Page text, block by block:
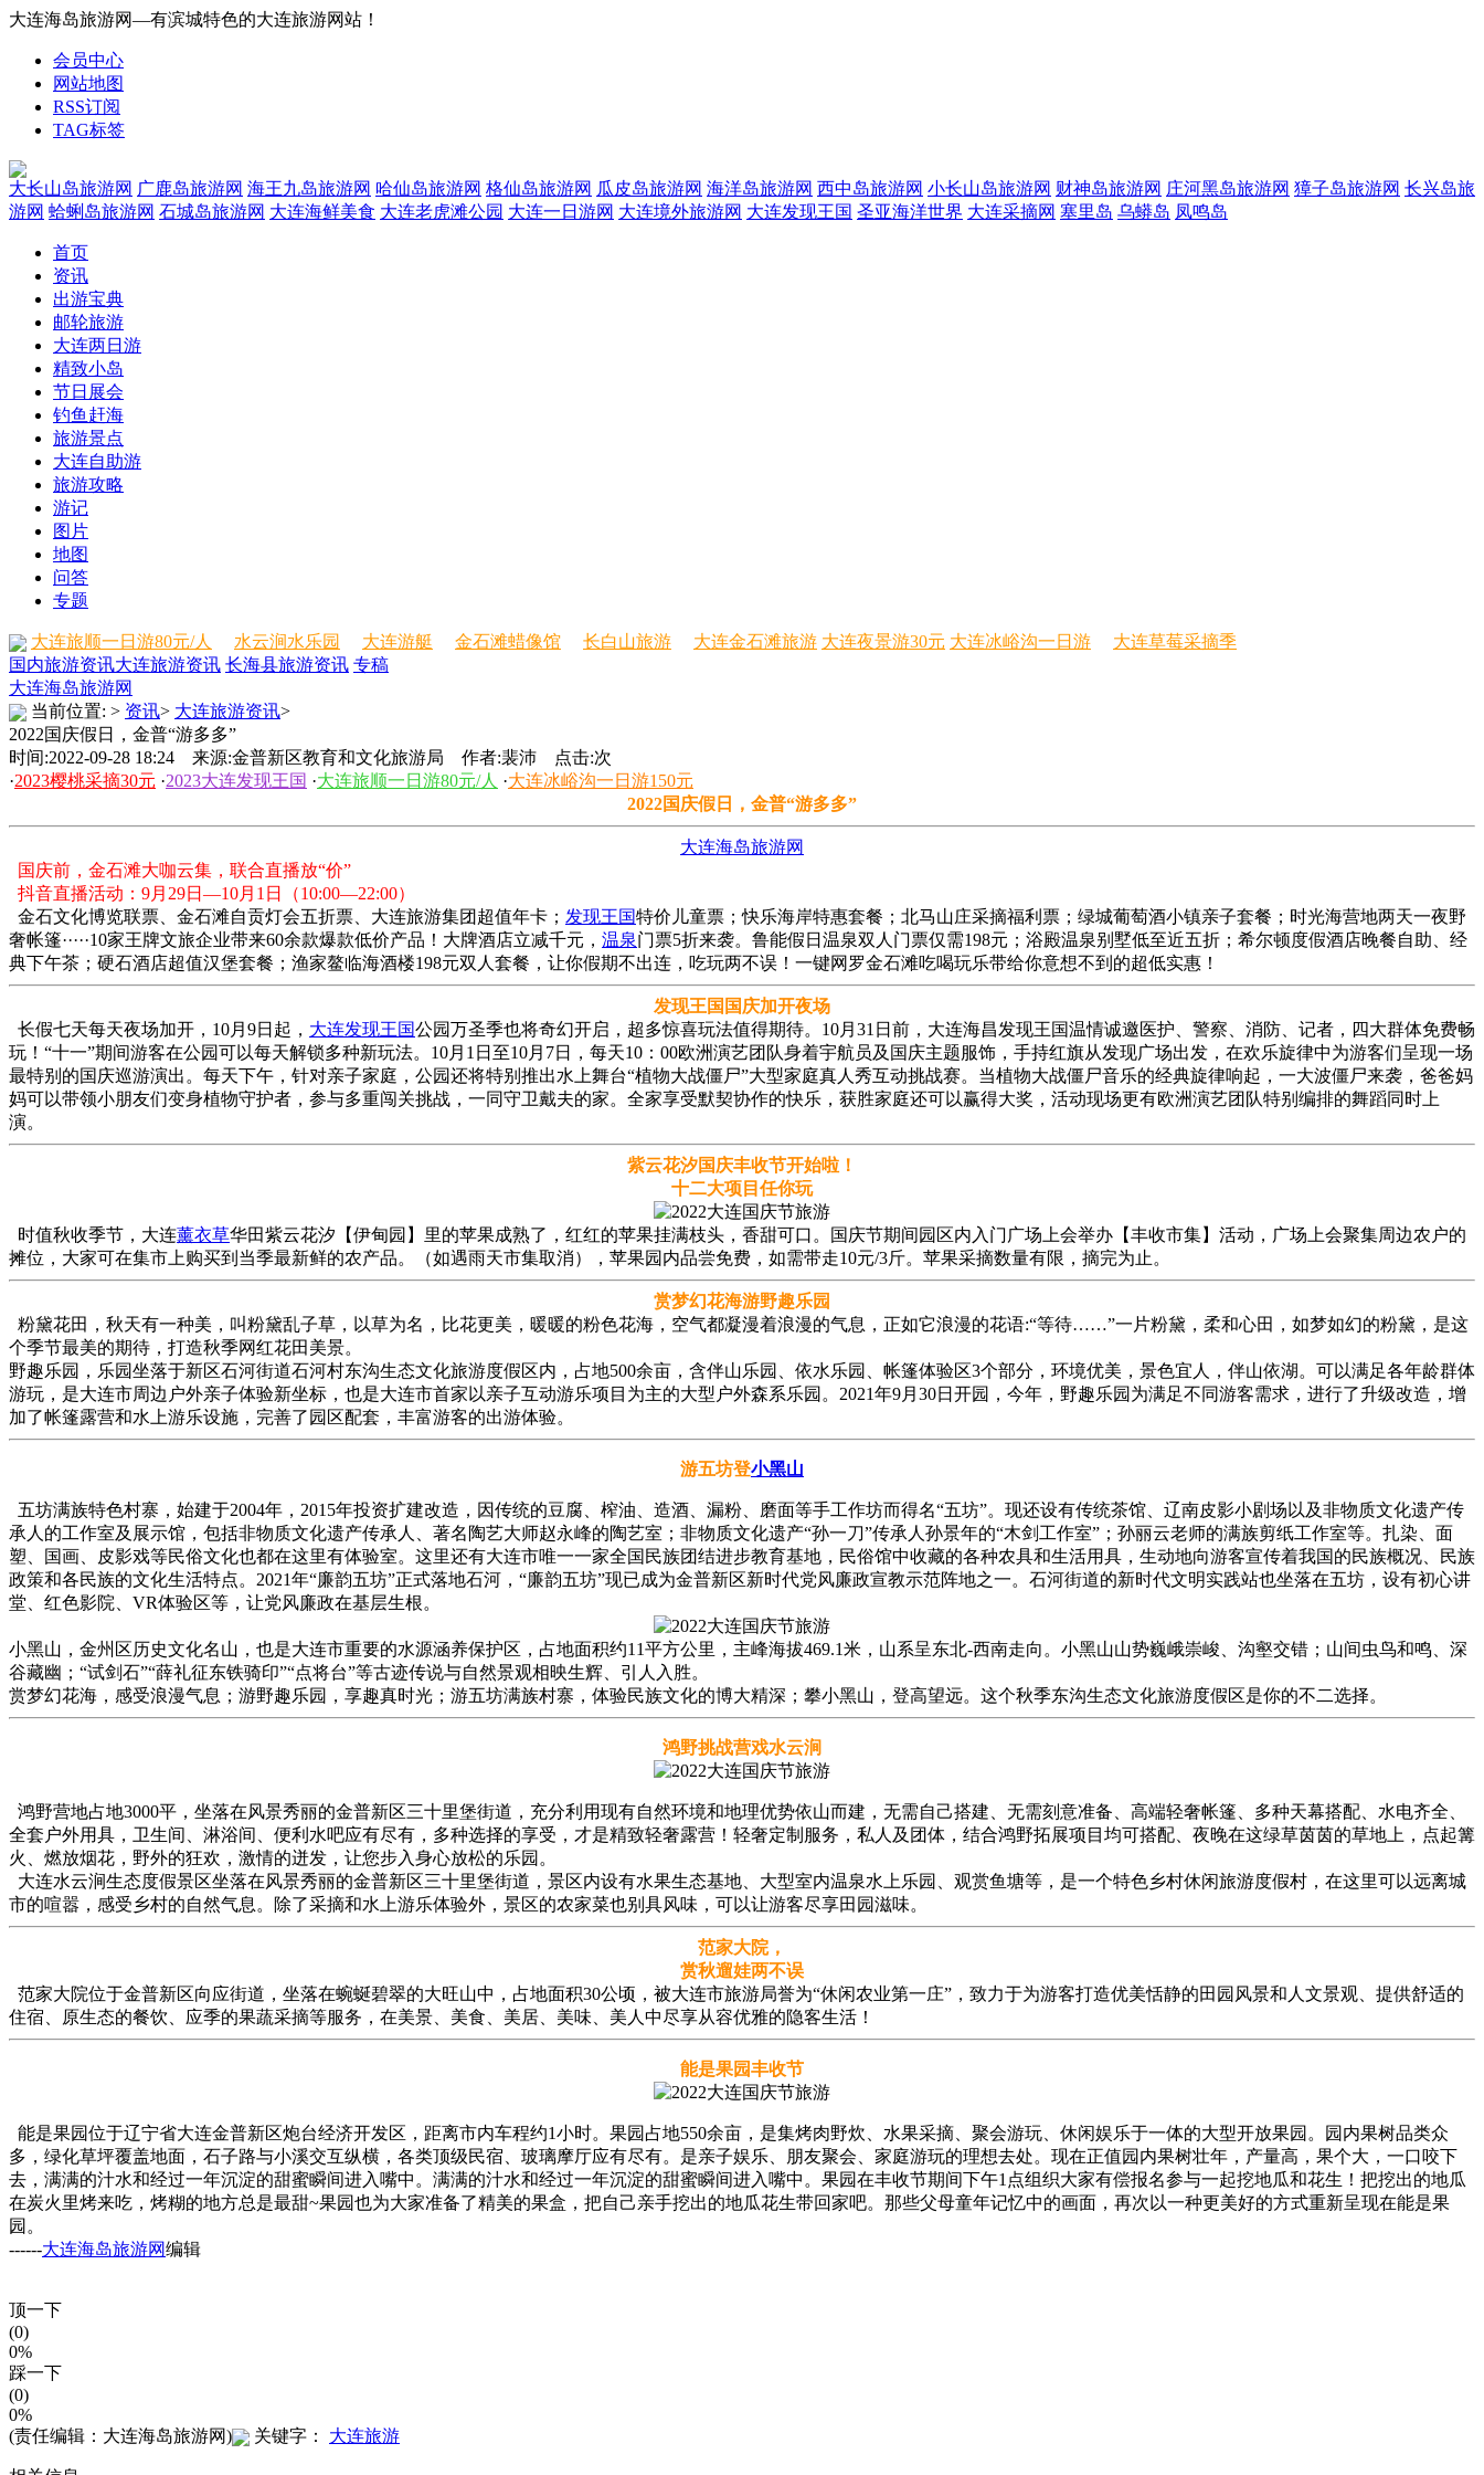
大连海岛旅游网—有滨城特色的大连旅游网站！
会员中心
网站地图
RSS订阅
TAG标签
大长山岛旅游网 广鹿岛旅游网 海王九岛旅游网 哈仙岛旅游网 格仙岛旅游网 瓜皮岛旅游网 海洋岛旅游网 西中岛旅游网 小长山岛旅游网 财神岛旅游网 庄河黑岛旅游网 獐子岛旅游网 长兴岛旅
游网 蛤蜊岛旅游网 石城岛旅游网 大连海鲜美食 大连老虎滩公园 大连一日游网 大连境外旅游网 大连发现王国 圣亚海洋世界 大连采摘网 塞里岛 乌蟒岛 凤鸣岛
首页
资讯
出游宝典
邮轮旅游
大连两日游
精致小岛
节日展会
钓鱼赶海
旅游景点
大连自助游
旅游攻略
游记
图片
地图
问答
专题
大连旅顺一日游80元/人 水云涧水乐园 大连游艇 金石滩蜡像馆 长白山旅游 大连金石滩旅游 大连夜景游30元 大连冰峪沟一日游
大连草莓采摘季
国内旅游资讯大连旅游资讯 长海县旅游资讯 专稿
大连海岛旅游网
当前位置: > 资讯> 大连旅游资讯>
2022国庆假日，金普“游多多”
时间:2022-09-28 18:24 来源:金普新区教育和文化旅游局 作者:裴沛 点击:次
·2023樱桃采摘30元 ·2023大连发现王国 ·大连旅顺一日游80元/人 ·大连冰峪沟一日游150元
2022国庆假日，金普“游多多”
大连海岛旅游网
国庆前，金石滩大咖云集，联合直播放“价”
抖音直播活动：9月29日—10月1日（10:00—22:00）
金石文化博览联票、金石滩自贡灯会五折票、大连旅游集团超值年卡； 发现王国特价儿童票；快乐海岸特惠套餐；北马山庄采摘福利票；绿城葡萄酒小镇亲子套餐；时光海营地两天一夜野
奢帐篷·····10家王牌文旅企业带来60余款爆款低价产品！大牌酒店立减千元， 温泉门票5折来袭。鲁能假日温泉双人门票仅需198元；浴殿温泉别墅低至近五折；希尔顿度假酒店晚餐自助、经
典下午茶；硬石酒店超值汉堡套餐；渔家鳌临海酒楼198元双人套餐，让你假期不出连，吃玩两不误！一键网罗金石滩吃喝玩乐带给你意想不到的超低实惠！
发现王国国庆加开夜场
长假七天每天夜场加开，10月9日起， 大连发现王国公园万圣季也将奇幻开启，超多惊喜玩法值得期待。10月31日前，大连海昌发现王国温情诚邀医护、警察、消防、记者，四大群体免费畅
玩！“十一”期间游客在公园可以每天解锁多种新玩法。10月1日至10月7日，每天10：00欧洲演艺团队身着宇航员及国庆主题服饰，手持红旗从发现广场出发，在欢乐旋律中为游客们呈现一场
最特别的国庆巡游演出。每天下午，针对亲子家庭，公园还将特别推出水上舞台“植物大战僵尸”大型家庭真人秀互动挑战赛。当植物大战僵尸音乐的经典旋律响起，一大波僵尸来袭，爸爸妈
妈可以带领小朋友们变身植物守护者，参与多重闯关挑战，一同守卫戴夫的家。全家享受默契协作的快乐，获胜家庭还可以赢得大奖，活动现场更有欧洲演艺团队特别编排的舞蹈同时上
演。
紫云花汐国庆丰收节开始啦！
十二大项目任你玩
时值秋收季节，大连薰衣草华田紫云花汐【伊甸园】里的苹果成熟了，红红的苹果挂满枝头，香甜可口。国庆节期间园区内入门广场上会举办【丰收市集】活动，广场上会聚集周边农户的
摊位，大家可在集市上购买到当季最新鲜的农产品。（如遇雨天市集取消），苹果园内品尝免费，如需带走10元/3斤。苹果采摘数量有限，摘完为止。
赏梦幻花海游野趣乐园
粉黛花田，秋天有一种美，叫粉黛乱子草，以草为名，比花更美，暖暖的粉色花海，空气都凝漫着浪漫的气息，正如它浪漫的花语:“等待……”一片粉黛，柔和心田，如梦如幻的粉黛，是这
个季节最美的期待，打造秋季网红花田美景。
野趣乐园，乐园坐落于新区石河街道石河村东沟生态文化旅游度假区内，占地500余亩，含伴山乐园、依水乐园、帐篷体验区3个部分，环境优美，景色宜人，伴山依湖。可以满足各年龄群体
游玩，是大连市周边户外亲子体验新坐标，也是大连市首家以亲子互动游乐项目为主的大型户外森系乐园。2021年9月30日开园，今年，野趣乐园为满足不同游客需求，进行了升级改造，增
加了帐篷露营和水上游乐设施，完善了园区配套，丰富游客的出游体验。
游五坊登小黑山
五坊满族特色村寨，始建于2004年，2015年投资扩建改造，因传统的豆腐、榨油、造酒、漏粉、磨面等手工作坊而得名“五坊”。现还设有传统茶馆、辽南皮影小剧场以及非物质文化遗产传
承人的工作室及展示馆，包括非物质文化遗产传承人、著名陶艺大师赵永峰的陶艺室；非物质文化遗产“孙一刀”传承人孙景年的“木剑工作室”；孙丽云老师的满族剪纸工作室等。扎染、面
塑、国画、皮影戏等民俗文化也都在这里有体验室。这里还有大连市唯一一家全国民族团结进步教育基地，民俗馆中收藏的各种农具和生活用具，生动地向游客宣传着我国的民族概况、民族
政策和各民族的文化生活特点。2021年“廉韵五坊”正式落地石河，“廉韵五坊”现已成为金普新区新时代党风廉政宣教示范阵地之一。石河街道的新时代文明实践站也坐落在五坊，设有初心讲
堂、红色影院、VR体验区等，让党风廉政在基层生根。
小黑山，金州区历史文化名山，也是大连市重要的水源涵养保护区，占地面积约11平方公里，主峰海拔469.1米，山系呈东北-西南走向。小黑山山势巍峨崇峻、沟壑交错；山间虫鸟和鸣、深
谷藏幽；“试剑石”“薛礼征东铁骑印”“点将台”等古迹传说与自然景观相映生辉、引人入胜。
赏梦幻花海，感受浪漫气息；游野趣乐园，享趣真时光；游五坊满族村寨，体验民族文化的博大精深；攀小黑山，登高望远。这个秋季东沟生态文化旅游度假区是你的不二选择。
鸿野挑战营戏水云涧
鸿野营地占地3000平，坐落在风景秀丽的金普新区三十里堡街道，充分利用现有自然环境和地理优势依山而建，无需自己搭建、无需刻意准备、高端轻奢帐篷、多种天幕搭配、水电齐全、
全套户外用具，卫生间、淋浴间、便利水吧应有尽有，多种选择的享受，才是精致轻奢露营！轻奢定制服务，私人及团体，结合鸿野拓展项目均可搭配、夜晚在这绿草茵茵的草地上，点起篝
火、燃放烟花，野外的狂欢，激情的迸发，让您步入身心放松的乐园。
大连水云涧生态度假景区坐落在风景秀丽的金普新区三十里堡街道，景区内设有水果生态基地、大型室内温泉水上乐园、观赏鱼塘等，是一个特色乡村休闲旅游度假村，在这里可以远离城
市的喧嚣，感受乡村的自然气息。除了采摘和水上游乐体验外，景区的农家菜也别具风味，可以让游客尽享田园滋味。
范家大院，
赏秋遛娃两不误
范家大院位于金普新区向应街道，坐落在蜿蜒碧翠的大旺山中，占地面积30公顷，被大连市旅游局誉为“休闲农业第一庄”，致力于为游客打造优美恬静的田园风景和人文景观、提供舒适的
住宿、原生态的餐饮、应季的果蔬采摘等服务，在美景、美食、美居、美味、美人中尽享从容优雅的隐客生活！
能是果园丰收节
能是果园位于辽宁省大连金普新区炮台经济开发区，距离市内车程约1小时。果园占地550余亩，是集烤肉野炊、水果采摘、聚会游玩、休闲娱乐于一体的大型开放果园。园内果树品类众
多，绿化草坪覆盖地面，石子路与小溪交互纵横，各类顶级民宿、玻璃摩厅应有尽有。是亲子娱乐、朋友聚会、家庭游玩的理想去处。现在正值园内果树壮年，产量高，果个大，一口咬下
去，满满的汁水和经过一年沉淀的甜蜜瞬间进入嘴中。满满的汁水和经过一年沉淀的甜蜜瞬间进入嘴中。果园在丰收节期间下午1点组织大家有偿报名参与一起挖地瓜和花生！把挖出的地瓜
在炭火里烤来吃，烤糊的地方总是最甜~果园也为大家准备了精美的果盒，把自己亲手挖出的地瓜花生带回家吧。那些父母童年记忆中的画面，再次以一种更美好的方式重新呈现在能是果
园。
------大连海岛旅游网编辑
顶一下
(0)
0%
踩一下
(0)
0%
(责任编辑：大连海岛旅游网)
关键字： 大连旅游